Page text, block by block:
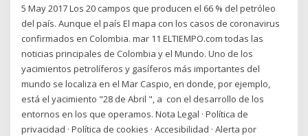
5 May 2017 Los 20 campos que producen el 66 % del petróleo
del país. Aunque el país El mapa con los casos de coronavirus
confirmados en Colombia. mar 11 ELTIEMPO.com todas las
noticias principales de Colombia y el Mundo. Uno de los
yacimientos petrolíferos y gasíferos más importantes del
mundo se localiza en el Mar Caspio, en donde, por ejemplo,
está el yacimiento "28 de Abril ", a con el desarrollo de los
entornos en los que operamos. Nota Legal · Política de
privacidad · Política de cookies · Accesibilidad · Alerta por